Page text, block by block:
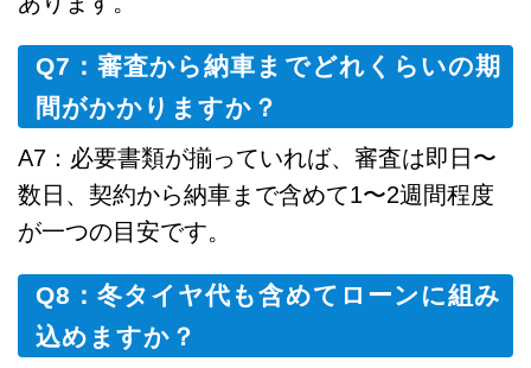
Q7：審査から納車までどれくらいの期
間がかかりますか？
A7：必要書類が揃っていれば、審査は即日〜
数日、契約から納車まで含めて1〜2週間程度
が一つの目安です。
Q8：冬タイヤ代も含めてローンに組み
込めますか？